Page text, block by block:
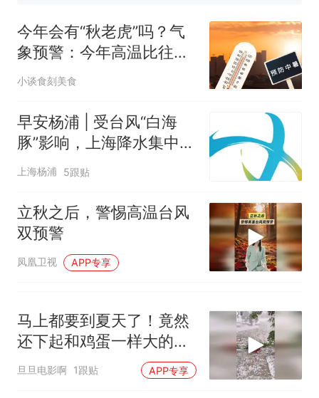
试前13名均遭淘汰？教育局：
已叫停招聘，成立调查组全面
核查
“不建议大家买深色蛋糕”上热
搜，网友：天塌了！
十多万人报名的考试，成绩
今年会有“秋老虎”吗？气
象预警：今年高温比往年
更持久，建议做好防暑准
小谈食刻美食
早安杨浦 | 受台风“白海
豚”影响，上海降水集中时
段和强度有变化！
上海杨浦 5跟贴
立秋之后，警惕高温台风
双预警
凤凰卫视 APP专享
马上都要到夏天了！竟然
还下起和鸡蛋一样大的冰
雹！
旦旦电影啊 1跟贴 APP专享